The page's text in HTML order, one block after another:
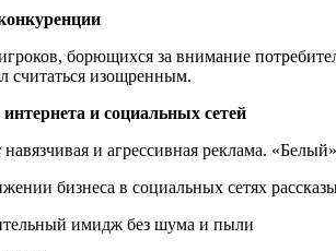
борющихся за внимание
считаться изощренным.
и социальных сетей
и агрессивная реклама.
бизнеса в социальных сетях